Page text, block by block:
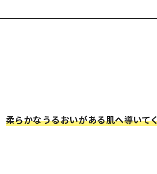
柔らかなうるおいがある肌へ導いて